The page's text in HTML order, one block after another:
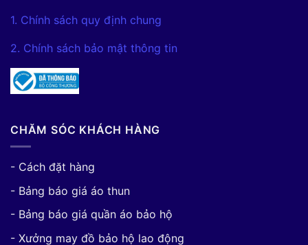
1. Chính sách quy định chung
2. Chính sách bảo mật thông tin
CHĂM SÓC KHÁCH HÀNG
- Cách đặt hàng
- Bảng báo giá áo thun
- Bảng báo giá quần áo bảo hộ
- Xưởng may đồ bảo hộ lao động